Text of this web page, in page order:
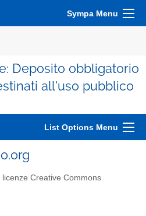
Sympa Menu
Deposito obbligatorio
all'uso pubblico
List Options Menu
licenze Creative Commons